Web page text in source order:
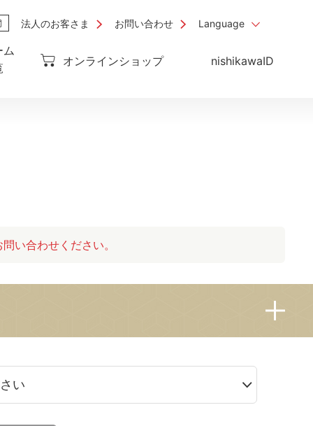
ム
オンラインショップ nishikawaID
法人のお客さま お問い合わせ Language
い合わせください。